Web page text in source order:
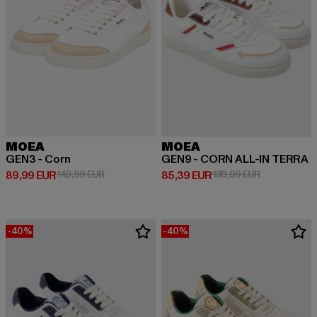
MOEA
GEN3 - Corn
89,99 EUR
Derzeitiger Preis: 89,99 EUR
149,99 EURAktionspreis: 149,99 EUR
MOEA
GEN9 - CORN ALL-IN TERRA
85,39 EUR
Derzeitiger Preis: 85,39 EUR
139,99 EURAktionspreis:
-40% -40%